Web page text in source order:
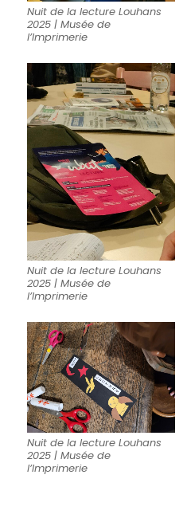
Nuit de la lecture Louhans
2025 | Musée de
l’Imprimerie
Nuit de la lecture Louhans
2025 | Musée de
l’Imprimerie
Nuit de la lecture Louhans
2025 | Musée de
l’Imprimerie